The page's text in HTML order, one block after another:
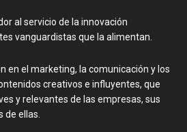
al servicio de la innovación
vanguardistas que la alimentan.
en el marketing, la comunicación y los
creativos e influyentes, que
y relevantes de las empresas, sus
ellas.